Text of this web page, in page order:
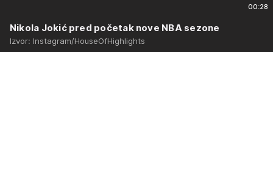
00:28
Nikola Jokić pred početak nove NBA sezone
Izvor: Instagram/HouseOfHighlights